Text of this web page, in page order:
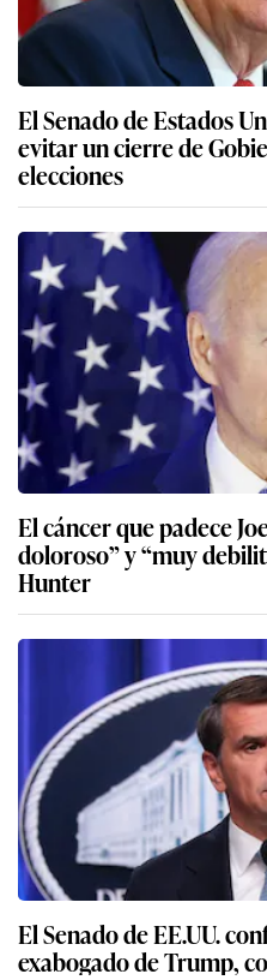
El Senado de Estados
evitar un cierre de
elecciones
El cáncer que padece
doloroso” y “muy
Hunter
El Senado de EE.UU.
exabogado de Trump,